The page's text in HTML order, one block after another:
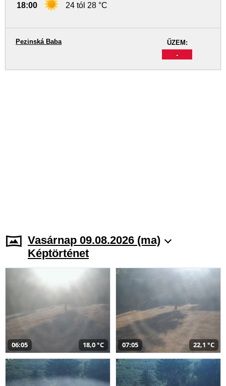
18:00 24 tól 28 °C
ŰZEM:
-
Pezinská Baba
Vasárnap 09.08.2026 (ma)
Képtörténet
06:05 18,0 °C 07:05 22,1 °C